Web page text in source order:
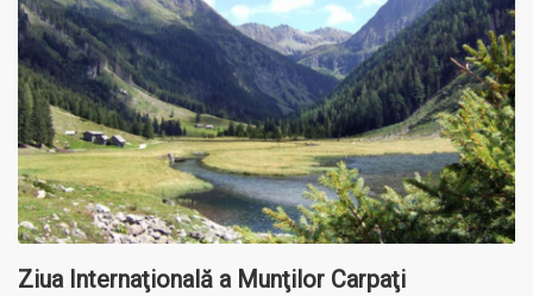
Ziua Internaţională a Munţilor Carpaţi